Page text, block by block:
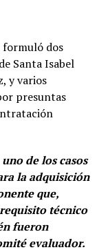
formuló dos
Santa Isabel
y varios
presuntas
de los casos
la adquisición
que,
técnico
fueron
evaluador.